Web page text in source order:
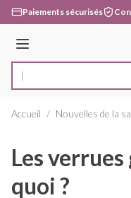
Aller au contenu
Paiements sécurisés
Menu
Rechercher
Accueil / Nouvelles de la
Les
quoi ?